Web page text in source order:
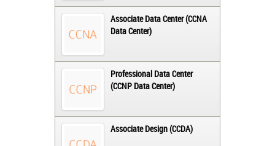
Associate Data Center (CCNA
Data Center)
Professional Data Center
(CCNP Data Center)
Associate Design (CCDA)